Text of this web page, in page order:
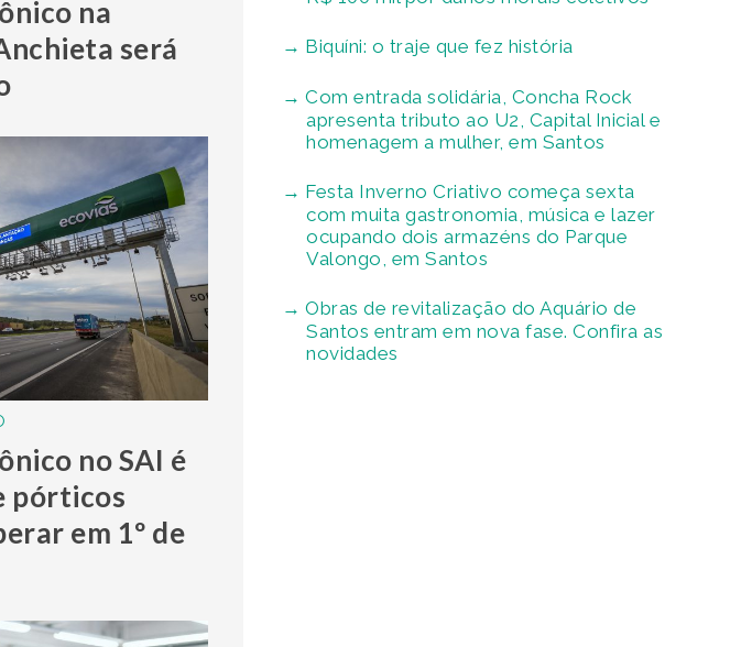
na
será
no SAI é
pórticos
em 1º de
Biquíni: o traje que fez história
Com entrada solidária, Concha Rock
apresenta tributo ao U2, Capital Inicial e
homenagem a mulher, em Santos
Festa Inverno Criativo começa sexta
com muita gastronomia, música e lazer
ocupando dois armazéns do Parque
Valongo, em Santos
Obras de revitalização do Aquário de
Santos entram em nova fase. Confira as
novidades